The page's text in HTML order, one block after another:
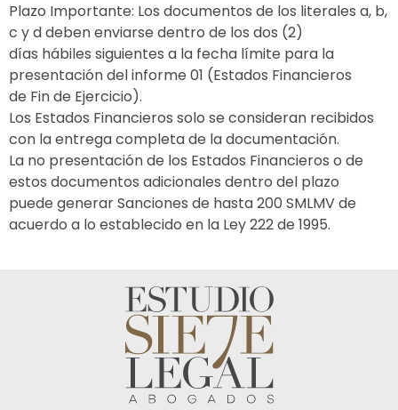
Plazo Importante: Los documentos de los literales a, b,
c y d deben enviarse dentro de los dos (2)
días hábiles siguientes a la fecha límite para la
presentación del informe 01 (Estados Financieros
de Fin de Ejercicio).
Los Estados Financieros solo se consideran recibidos
con la entrega completa de la documentación.
La no presentación de los Estados Financieros o de
estos documentos adicionales dentro del plazo
puede generar Sanciones de hasta 200 SMLMV de
acuerdo a lo establecido en la Ley 222 de 1995.